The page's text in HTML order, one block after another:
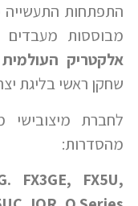
התפתחות התעשייה
מבוססות מעבדים
אלקטריק העולמית
שחקן ראשי בליגת
לחברת מיצובישי
מהסדרות:
FX3GE, FX5U,